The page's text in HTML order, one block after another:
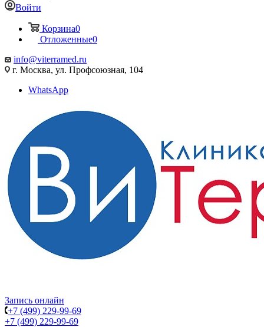
Войти
Корзина0
Отложенные0
info@viterramed.ru
г. Москва, ул. Профсоюзная, 104
WhatsApp
Запись онлайн
+7 (499) 229-99-69
+7 (499) 229-99-69